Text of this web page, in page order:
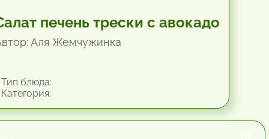
печень трески с авокадо
Аля Жемчужинка
блюда: